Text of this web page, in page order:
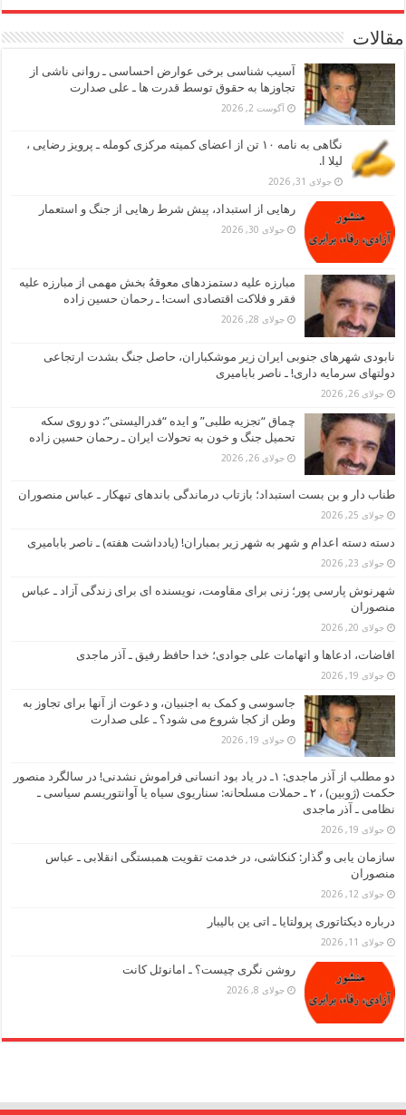
مقالات
آسیب شناسی برخی عوارض احساسی ـ روانی ناشی از
تجاوزها به حقوق توسط قدرت ها ـ علی صدارت
آگوست 2, 2026
نگاهی به نامه ۱۰ تن از اعضای کمیته مرکزی کومله ـ پرویز رضایی ،
لیلا ا.
جولای 31, 2026
رهایی از استبداد، پیش شرط رهایی از جنگ و استعمار
جولای 30, 2026
مبارزه علیه دستمزدهای معوقهُ بخش مهمی از مبارزه علیه
فقر و فلاکت اقتصادی است! ـ رحمان حسین زاده
جولای 28, 2026
نابودی شهرهای جنوبی ایران زیر موشکباران، حاصل جنگ بشدت ارتجاعی
دولتهای سرمایه داری! ـ ناصر بابامیری
جولای 26, 2026
چماق “تجزیه طلبی” و ایده “فدرالیستی”: دو روی سکه
تحمیل جنگ و خون به تحولات ایران ـ رحمان حسین زاده
جولای 26, 2026
طناب دار و بن بست استبداد؛ بازتاب درماندگی باندهای تبهکار ـ عباس منصوران
جولای 25, 2026
دسته دسته اعدام و شهر به شهر زیر بمباران! (یادداشت هفته) ـ ناصر بابامیری
جولای 23, 2026
شهرنوش پارسی پور؛ زنی برای مقاومت، نویسنده ای برای زندگی آزاد ـ عباس
منصوران
جولای 20, 2026
افاضات، ادعاها و اتهامات علی جوادی؛ خدا حافظ رفیق ـ آذر ماجدی
جولای 19, 2026
جاسوسی و کمک به اجنبیان، و دعوت از آنها برای تجاوز به
وطن از کجا شروع می شود؟ ـ علی صدارت
جولای 19, 2026
دو مطلب از آذر ماجدی: ۱ـ در یاد بود انسانی فراموش نشدنی! در سالگرد منصور
حکمت (ژوبین) ، ۲ ـ حملات مسلحانه: سناریوی سیاه یا آوانتوریسم سیاسی ـ
نظامی ـ آذر ماجدی
جولای 19, 2026
سازمان یابی و گذار: کنکاشی، در خدمت تقویت همبستگی انقلابی ـ عباس
منصوران
جولای 12, 2026
درباره دیکتاتوری پرولتایا ـ اتی ین بالیبار
جولای 11, 2026
روشن نگری چیست؟ ـ امانوئل کانت
جولای 8, 2026